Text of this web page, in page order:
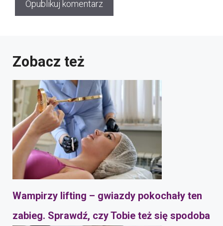
Zobacz też
Wampirzy lifting – gwiazdy pokochały ten
zabieg. Sprawdź, czy Tobie też się spodoba